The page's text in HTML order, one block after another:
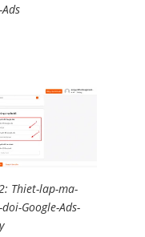
Thiet-lap-ma-
Google-Ads-